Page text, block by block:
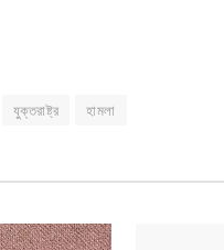
যুক্তরাষ্ট্র হামলা